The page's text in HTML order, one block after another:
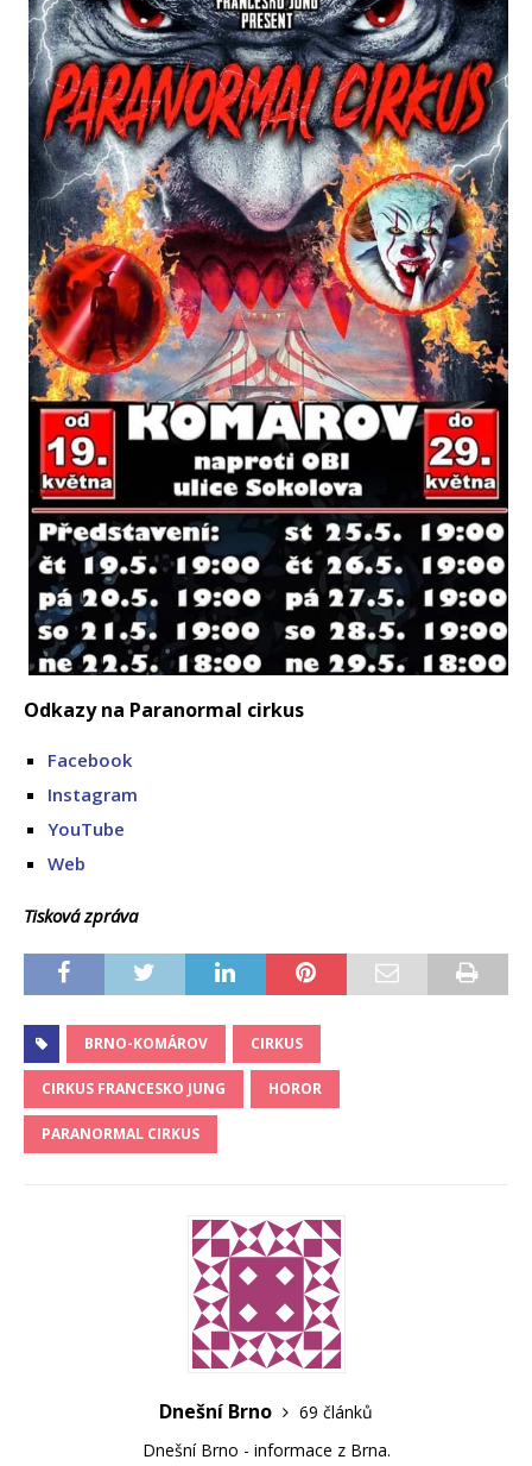
Odkazy na Paranormal cirkus
Facebook
Instagram
YouTube
Web
Tisková zpráva
BRNO-KOMÁROV CIRKUS
CIRKUS FRANCESKO JUNG HOROR
PARANORMAL CIRKUS
Dnešní Brno
69 článků
Dnešní Brno - informace z Brna.